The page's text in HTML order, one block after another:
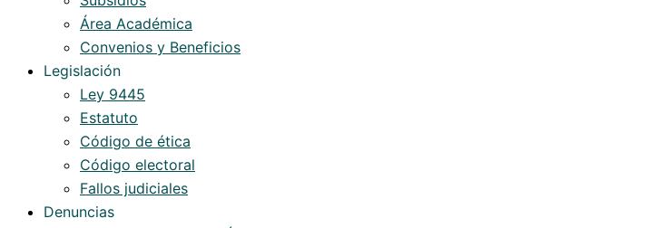
Área Académica
Convenios y Beneficios
Legislación
Ley 9445
Estatuto
Código de ética
Código electoral
Fallos judiciales
Denuncias